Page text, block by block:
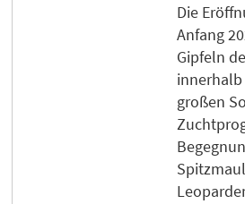
Die
Anfang
Gipfeln
innerhalb
großen